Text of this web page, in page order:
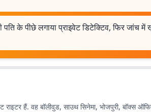
के पीछे लगाया प्राइवेट डिटेक्टिव, फिर जांच
हैं. वह बॉलीवुड, साउथ सिनेमा, भोजपुरी, बॉक्स